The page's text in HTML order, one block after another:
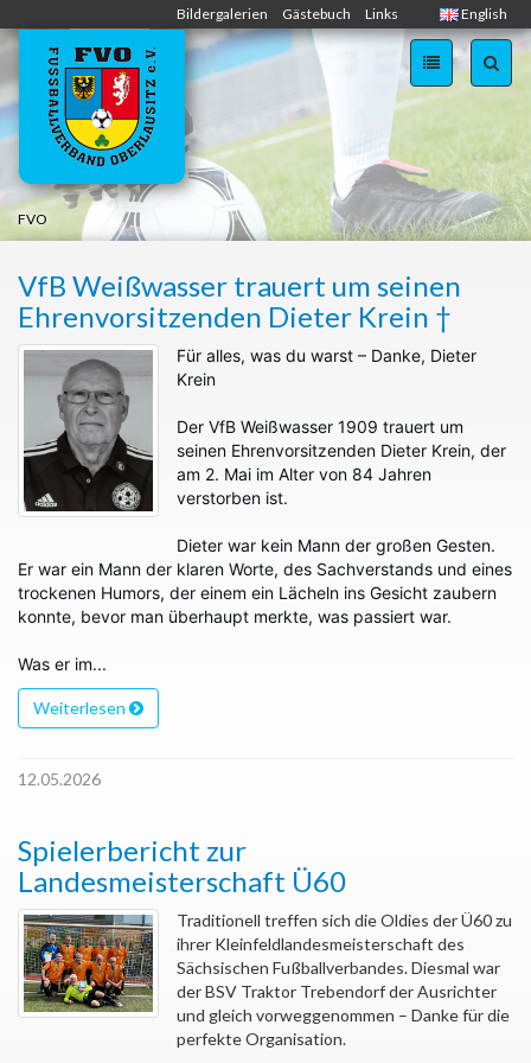
Inhalt
springen
English
Bildergalerien Gästebuch Links
FVO
VfB Weißwasser trauert um seinen
Ehrenvorsitzenden Dieter Krein †
Für alles, was du warst – Danke, Dieter
Krein
Der VfB Weißwasser 1909 trauert um
seinen Ehrenvorsitzenden Dieter Krein, der
am 2. Mai im Alter von 84 Jahren
verstorben ist.
Dieter war kein Mann der großen Gesten.
Er war ein Mann der klaren Worte, des Sachverstands und eines
trockenen Humors, der einem ein Lächeln ins Gesicht zaubern
konnte, bevor man überhaupt merkte, was passiert war.
Was er im...
Weiterlesen
12.05.2026
Spielerbericht zur
Landesmeisterschaft Ü60
Traditionell treffen sich die Oldies der Ü60 zu
ihrer Kleinfeldlandesmeisterschaft des
Sächsischen Fußballverbandes. Diesmal war
der BSV Traktor Trebendorf der Ausrichter
und gleich vorweggenommen – Danke für die
perfekte Organisation.